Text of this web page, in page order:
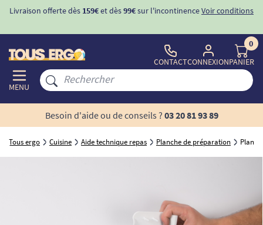
Livraison offerte dès 159€et dès99€sur l'incontinenceVoir conditions
MENU
CONTACTCONNEXION
0
PANIER
Besoin d'aide ou de conseils ? 03 20 81 93 89
Tous ergo Cuisine Aide technique repas Planche de préparation